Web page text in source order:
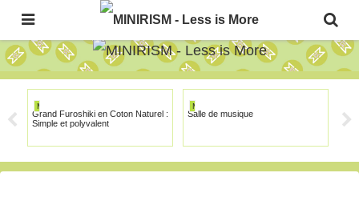
The Japanese Minimalism Art Movement!
MINIRISM
Grand Furoshiki en Coton Naturel :
Simple et polyvalent
MINIRISM
Salle de musique